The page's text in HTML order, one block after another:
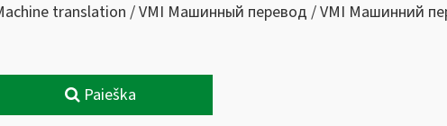
translation / VMI Машинный перевод / VMI Машинний
Paieška